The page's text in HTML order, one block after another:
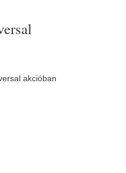
akcióban